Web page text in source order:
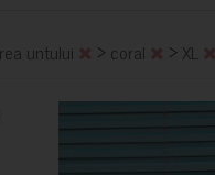
untului > coral > XL